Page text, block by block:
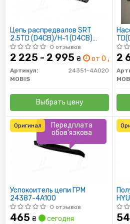
Цепь распредвалов SRT
2.5TD (D4CB)/H-1 (D4CB)
(02-) 24351-4A020
0 отзывов
2 225 - 2 995 ₴ от 0 дн.
Артикул:
24351-4A020
MOBIS
Выбрать цену
2
Успокоитель цепи ГРМ
24387-4A100
0 отзывов
465 ₴ сегодня
Передплата
обов'язкова
Оригинал